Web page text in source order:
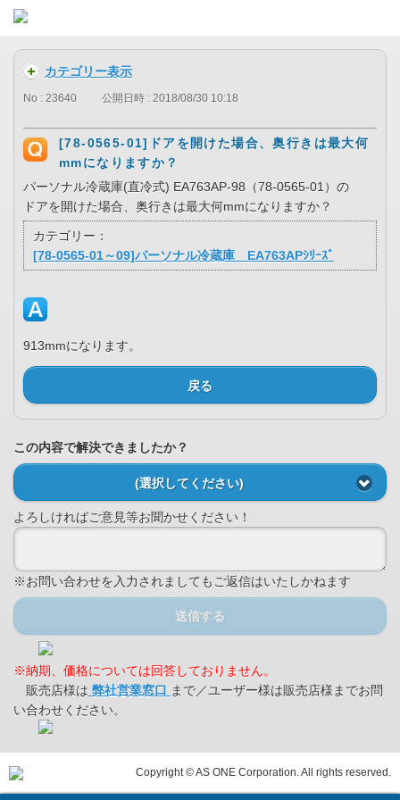
カテゴリー表示
No : 23640 公開日時 : 2018/08/30 10:18
[78-0565-01]ドアを開けた場合、奥行きは最大何
mmになりますか？
パーソナル冷蔵庫(直冷式) EA763AP-98（78-0565-01）の
ドアを開けた場合、奥行きは最大何mmになりますか？
カテゴリー：
[78-0565-01～09]パーソナル冷蔵庫 EA763APｼﾘｰｽﾞ
913mmになります。
戻る
この内容で解決できましたか？
(選択してください)
よろしければご意見等お聞かせください！
※お問い合わせを入力されましてもご返信はいたしかねます
送信する
※納期、価格については回答しておりません。
販売店様は 弊社営業窓口 まで／ユーザー様は販売店様までお問
い合わせください。
Copyright © AS ONE Corporation. All rights reserved.